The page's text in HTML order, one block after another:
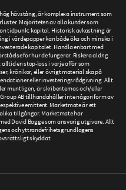
hävstång, är komplexa instrument som
Majoriteten av alla kunder som
tidpunkt kapital. Historisk avkastning är
i värdepapper kan både öka och minska i
kapitalet. Handla enbart med
för hur de fungerar. Riskera aldrig
en stop-loss i varje affär som
krönikor, eller övrigt material ska på
eller investeringsrådgivning. Allt
muntligen, är skribenternas och/eller
AB tillhandahåller inte någon form av
emittent. Marketmate är ett
tillgångar. Marketmate har
David Bagge som ansvarig utgivare. Allt
och yttrandefrihetsgrundlagens
skyddat.